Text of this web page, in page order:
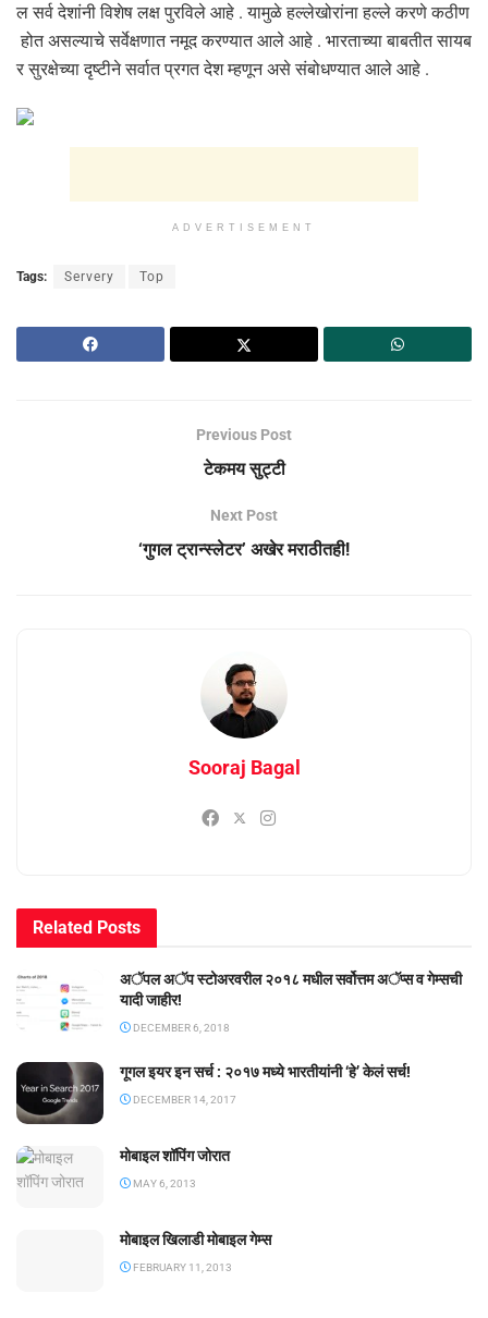
ल सर्व देशांनी विशेष लक्ष पुरविले आहे . यामुळे हल्लेखोरांना हल्ले करणे कठीण
होत असल्याचे सर्वेक्षणात नमूद करण्यात आले आहे . भारताच्या बाबतीत सायब
र सुरक्षेच्या दृष्टीने सर्वात प्रगत देश म्हणून असे संबोधण्यात आले आहे .
ADVERTISEMENT
Tags: Servery Top
Previous Post
टेकमय सुट्टी
Next Post
‘गुगल ट्रान्स्लेटर’ अखेर मराठीतही!
Sooraj Bagal
Related Posts
अॅपल अॅप स्टोअरवरील २०१८ मधील सर्वोत्तम अॅप्स व गेम्सची
यादी जाहीर!
DECEMBER 6, 2018
गूगल इयर इन सर्च : २०१७ मध्ये भारतीयांनी ‘हे’ केलं सर्च!
DECEMBER 14, 2017
मोबाइल शॉपिंग जोरात
MAY 6, 2013
मोबाइल खिलाडी मोबाइल गेम्स
FEBRUARY 11, 2013